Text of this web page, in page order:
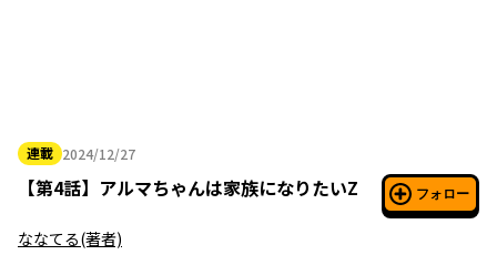
連載 2024/12/27
2024年12月27日
【第4話】 アルマちゃんは家族になりたいZ フォロー
ななてる(著者)